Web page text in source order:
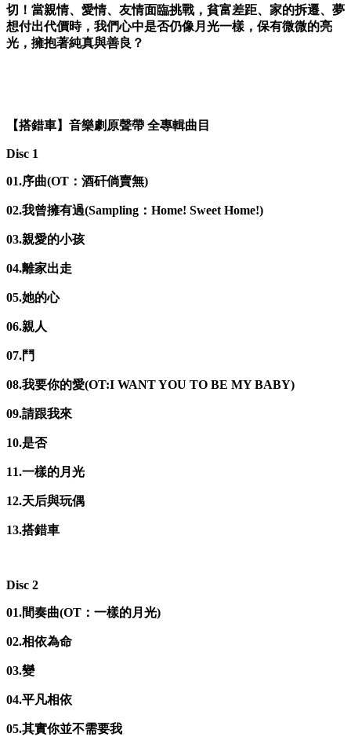
切！當親情、愛情、 友情面臨挑戰，貧富差距、家的拆遷、夢
想付出代價時，我們心中是否仍像月光一樣，保有微微的亮
光，擁抱著純真與善良？
【搭錯車】 音樂劇原聲帶 全專輯曲目
Disc 1
01.序曲(OT：酒矸倘賣無)
02.我曾擁有過(Sampling：Home! Sweet Home!)
03.親愛的小孩
04.離家出走
05.她的心
06.親人
07.鬥
08.我要你的愛(OT:I WANT YOU TO BE MY BABY)
09.請跟我來
10.是否
11.一樣的月光
12.天后與玩偶
13.搭錯車
Disc 2
01.間奏曲(OT：一樣的月光)
02.相依為命
03.變
04.平凡相依
05.其實你並不需要我